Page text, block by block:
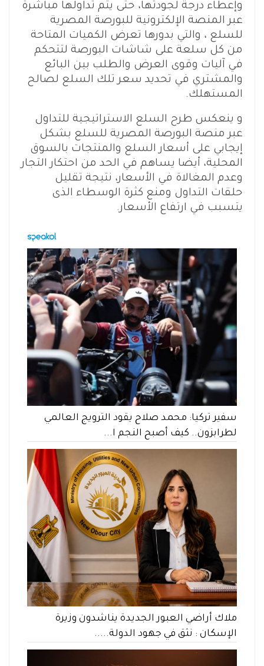
وإعطاء درجة لجودتها، حتى يتم تداولها مباشرة
عبر المنصة الإلكترونية للبورصة المصرية
للسلع ، والتي بدورها تعرض الكميات المتاحة
من كل سلعة على شاشات البورصة لتتحكم
في آليات وقوى العرض والطلب بين البائع
والمشتري في تحديد سعر تلك السلع لصالح
المستهلك.
و ينعكس طرح السلع الاستراتيجية للتداول
عبر منصة البورصة المصرية للسلع بشكل
إيجابي على أسعار السلع والمنتجات بالسوق
المحلية، أيضا يساهم في الحد من احتكار التجار
وعدم المغالاة في الأسعار، نتيجة تقليل
حلقات التداول ومنع كثرة الوسطاء الذى
يتسبب في ارتفاع الأسعار.
سفير تركيا: محمد صلاح يقود الترويج العالمي
لطرابزون.. كيف أصبح النجم ا...
ملاك أراضي العبور الجديدة يناشدون وزيرة
الإسكان : نثق في جهود الدولة.....